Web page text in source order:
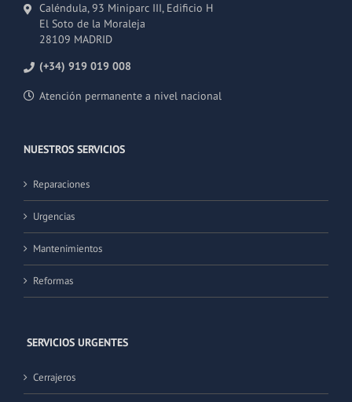
Caléndula, 93 Miniparc III, Edificio H
El Soto de la Moraleja
28109 MADRID
(+34) 919 019 008
Atención permanente a nivel nacional
NUESTROS SERVICIOS
Reparaciones
Urgencias
Mantenimientos
Reformas
SERVICIOS URGENTES
Cerrajeros